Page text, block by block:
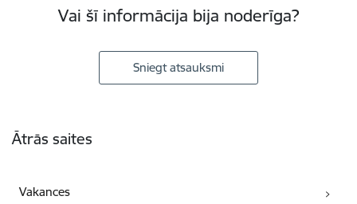
Vai šī informācija bija noderīga?
Sniegt atsauksmi
Ātrās saites
Vakances